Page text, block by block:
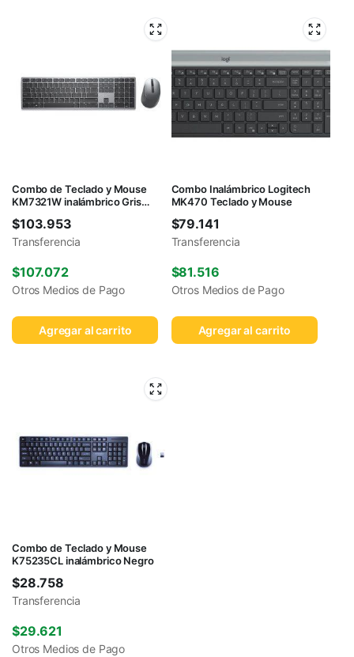
Combo de Teclado y Mouse
KM7321W inalámbrico Gris
$103.953
Transferencia
$107.072
Otros Medios de Pago
Agregar al carrito
Combo Inalámbrico Logitech
MK470 Teclado y Mouse
$79.141
Transferencia
$81.516
Otros Medios de Pago
Agregar al carrito
Combo de Teclado y Mouse
K75235CL inalámbrico Negro
$28.758
Transferencia
$29.621
Otros Medios de Pago